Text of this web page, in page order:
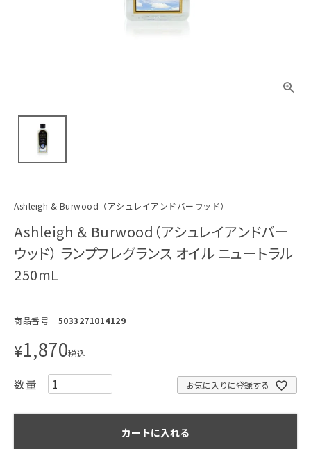
Ashleigh & Burwood（アシュレイアンドバーウッド）
Ashleigh ＆ Burwood（アシュレイアンドバー
ウッド） ランプフレグランス オイル ニュートラル
250mL
商品番号 5033271014129
¥1,870税込
お気に入りに登録する
カートに入れる